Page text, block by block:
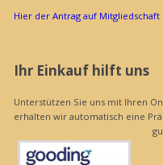
Hier der Antrag auf Mitgliedschaft
Ihr Einkauf hilft uns
Unterstützen Sie uns mit Ihren
erhalten wir automatisch eine